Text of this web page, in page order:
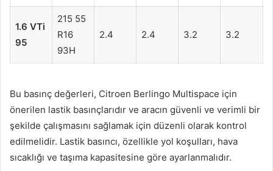
1.6 VTi
95
215 55
R16
93H
2.4 2.4 3.2 3.2
Bu basınç değerleri, Citroen Berlingo Multispace için
önerilen lastik basınçlarıdır ve aracın güvenli ve verimli bir
şekilde çalışmasını sağlamak için düzenli olarak kontrol
edilmelidir. Lastik basıncı, özellikle yol koşulları, hava
sıcaklığı ve taşıma kapasitesine göre ayarlanmalıdır.